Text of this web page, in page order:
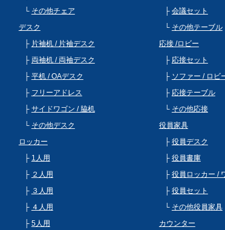
その他チェア
デスク
片袖机 / 片袖デスク
両袖机 / 両袖デスク
平机 / OAデスク
フリーアドレス
サイドワゴン / 脇机
その他デスク
ロッカー
1人用
２人用
３人用
４人用
5人用
会議セット
その他テーブル
応接 /ロビー
応接セット
ソファー / ロビ
応接テーブル
その他応接
役員家具
役員デスク
役員書庫
役員ロッカー /
役員セット
その他役員家具
カウンター